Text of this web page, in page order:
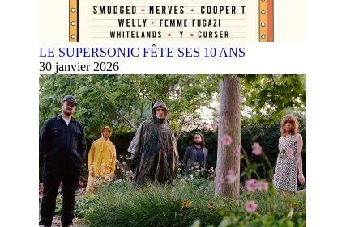
LE SUPERSONIC FÊTE SES 10 ANS
30 janvier 2026